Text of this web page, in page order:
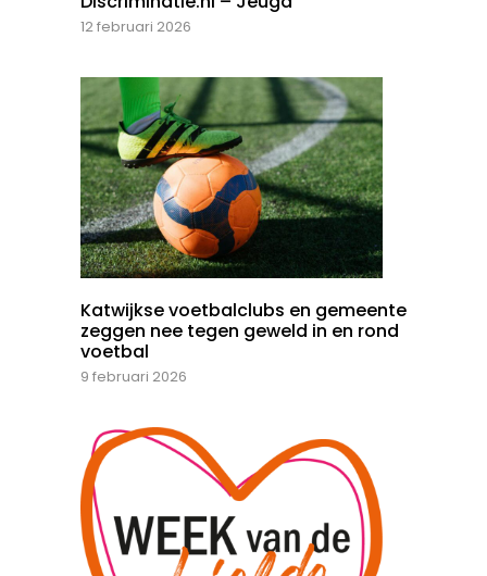
12 februari 2026
Katwijkse voetbalclubs en gemeente
zeggen nee tegen geweld in en rond
voetbal
9 februari 2026